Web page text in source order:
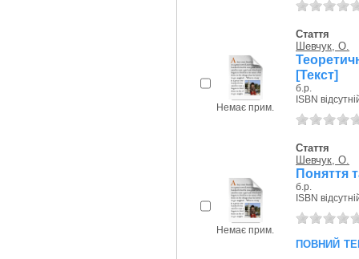
Немає прим.
Стаття
Шевчук, О.
[Текст]
б.р.
ISBN
Немає прим.
Стаття
Шевчук, О.
Поняття
б.р.
ISBN
повний